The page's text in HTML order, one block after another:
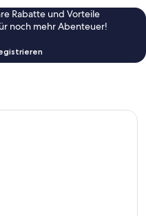
Rabatte und Vorteile
noch mehr Abenteuer!